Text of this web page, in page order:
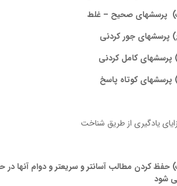
پرسشهای صحیح – غلط
پرسشهای جور کردنی
پرسشهای کامل کردنی
پرسشهای کوتاه پاسخ
یادگیری از طریق شناخت
حفظ کردن مطالب آسانتر و سریعتر و دوام آنها
شود